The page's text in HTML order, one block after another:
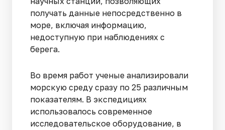
получать данные непосредственно в
море, включая информацию,
недоступную при наблюдениях с
берега.
Во время работ ученые анализировали
морскую среду сразу по 25 различным
показателям. В экспедициях
использовалось современное
исследовательское оборудование, в